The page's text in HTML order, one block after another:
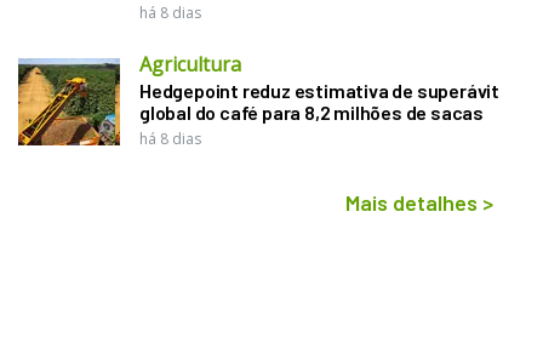
há 8 dias
Agricultura
Hedgepoint reduz estimativa de superávit
global do café para 8,2 milhões de sacas
há 8 dias
Mais detalhes >